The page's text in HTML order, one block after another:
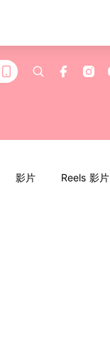
影片 Reels 影片